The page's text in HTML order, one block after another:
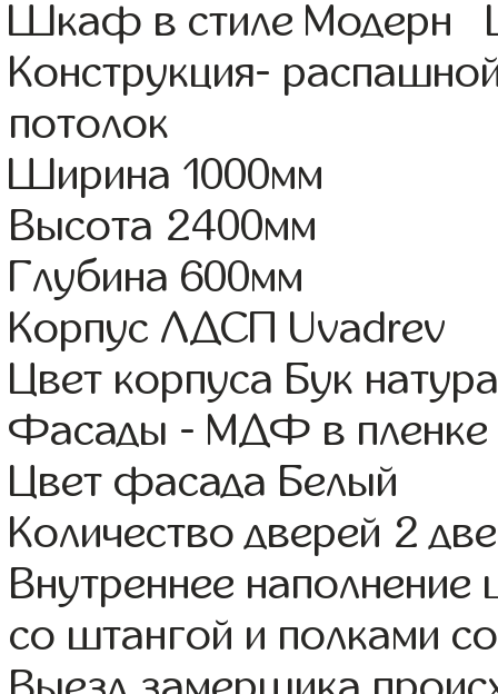
Шкаф в стиле Модерн
Конструкция-
потолок
Ширина 1000мм
Высота 2400мм
Глубина 600мм
Корпус ЛДСП Uvadrev
Цвет корпуса Бук
Фасады - МДФ в
Цвет фасада Белый
Количество дверей 2
Внутреннее
со штангой и полками